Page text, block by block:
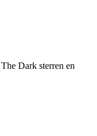
Dark sterren en